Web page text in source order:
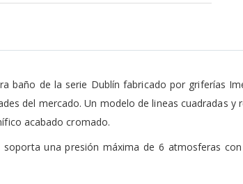
baño de la serie Dublín fabricado por griferías
del mercado. Un modelo de lineas cuadradas
acabado cromado.
una presión máxima de 6 atmosferas